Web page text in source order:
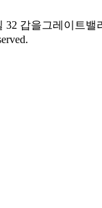
갑을그레이트밸